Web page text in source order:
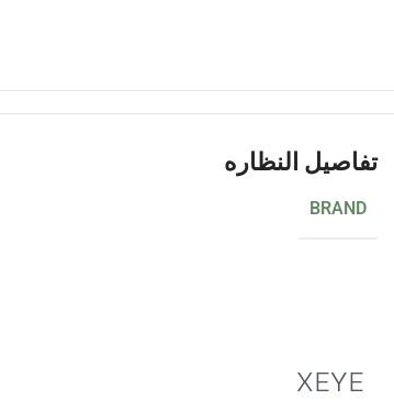
تفاصيل النظاره
BRAND
XEYE